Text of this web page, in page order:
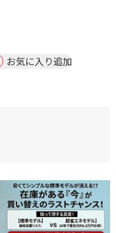
お気に入り追加